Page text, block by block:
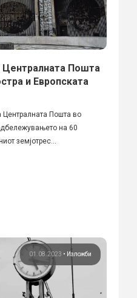
Централната Пошта
и Европската
Централната Пошта во
на 60
земјотрес...
01.08.2023 • Изложби